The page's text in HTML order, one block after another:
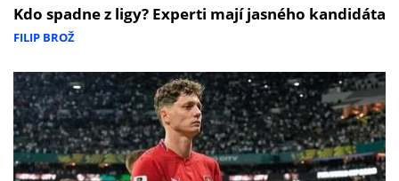
Kdo spadne z ligy? Experti mají jasného kandidáta
FILIP BROŽ